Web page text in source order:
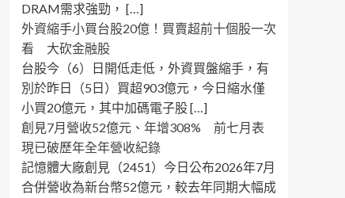
DRAM需求強勁， […]
外資縮手小買台股20億！買賣超前十個股一次
看 大砍金融股
台股今（6）日開低走低，外資買盤縮手，有
別於昨日（5日）買超903億元，今日縮水僅
小買20億元，其中加碼電子股 […]
創見7月營收52億元、年增308% 前七月表
現已破歷年全年營收紀錄
記憶體大廠創見（2451）今日公布2026年7月
合併營收為新台幣52億元，較去年同期大幅成